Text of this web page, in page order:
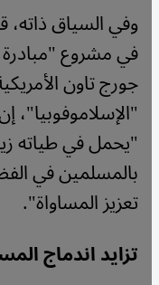
وفي السياق ذاته،
في مشروع "مبادرة
جورج تاون
"الإسلاموفوبيا"،
"يحمل في طياته
بالمسلمين في
تعزيز المساواة".
تزايد اندماج